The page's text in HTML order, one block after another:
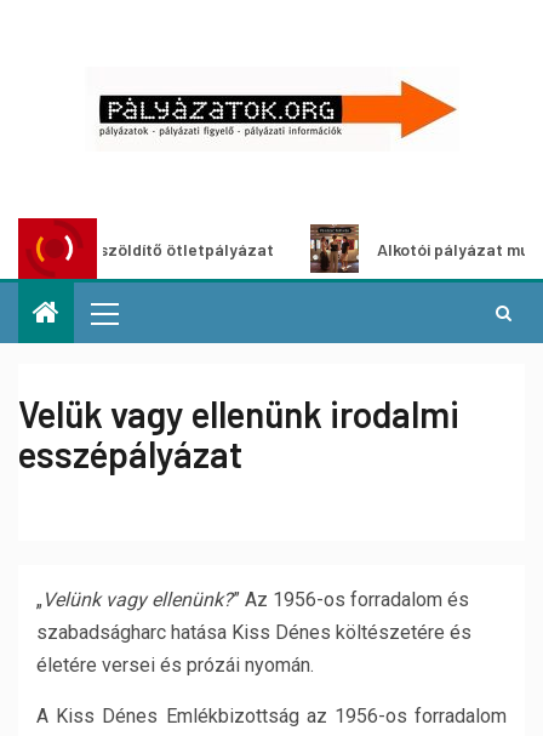
Városzöldítő ötletpályázat Alkotói pályázat
Velük vagy ellenünk irodalmi
esszépályázat
„ Velünk vagy ellenünk?” Az 1956-os forradalom és
szabadságharc hatása Kiss Dénes költészetére és
életére versei és prózái nyomán.
A Kiss Dénes Emlékbizottság az 1956-os forradalom